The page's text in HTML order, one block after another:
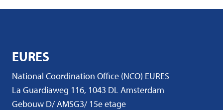
EURES
National Coordination Office (NCO) EURES
La Guardiaweg 116, 1043 DL Amsterdam
Gebouw D/ AMSG3/ 15e etage